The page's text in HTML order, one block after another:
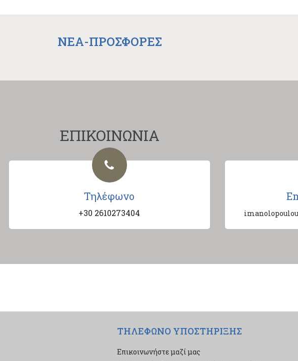
NEA-ΠΡΟΣΦΟΡΕΣ
ΕΠΙΚΟΙΝΩΝΙΑ
Τηλέφωνο
+30 2610273404
ΤΗΛΕΦΩΝΟ ΥΠΟΣΤΗΡΙΞΗΣ
Επικοινωνήστε μαζί μας